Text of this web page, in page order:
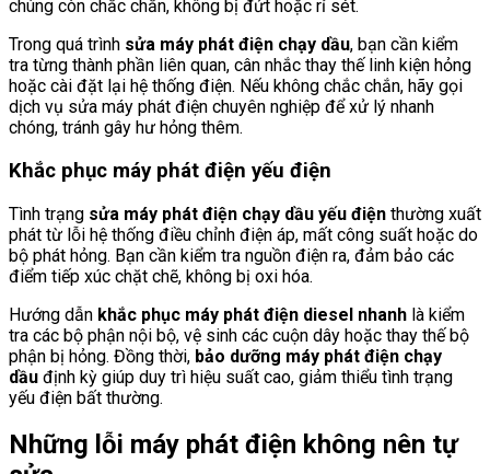
chúng còn chắc chắn, không bị đứt hoặc rỉ sét.
Trong quá trình sửa máy phát điện chạy dầu, bạn cần kiểm
tra từng thành phần liên quan, cân nhắc thay thế linh kiện hỏng
hoặc cài đặt lại hệ thống điện. Nếu không chắc chắn, hãy gọi
dịch vụ sửa máy phát điện chuyên nghiệp để xử lý nhanh
chóng, tránh gây hư hỏng thêm.
Khắc phục máy phát điện yếu điện
Tình trạng sửa máy phát điện chạy dầu yếu điện thường xuất
phát từ lỗi hệ thống điều chỉnh điện áp, mất công suất hoặc do
bộ phát hỏng. Bạn cần kiểm tra nguồn điện ra, đảm bảo các
điểm tiếp xúc chặt chẽ, không bị oxi hóa.
Hướng dẫn khắc phục máy phát điện diesel nhanh là kiểm
tra các bộ phận nội bộ, vệ sinh các cuộn dây hoặc thay thế bộ
phận bị hỏng. Đồng thời, bảo dưỡng máy phát điện chạy
dầu định kỳ giúp duy trì hiệu suất cao, giảm thiểu tình trạng
yếu điện bất thường.
Những lỗi máy phát điện không nên tự